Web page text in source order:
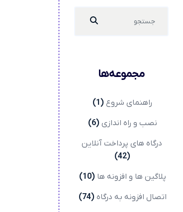
مجموعه‌ها
راهنمای شروع (1)
نصب و راه اندازی (6)
درگاه های پرداخت آنلاین
(42)
پلاگین ها و افزونه ها (10)
اتصال افزونه به درگاه (74)